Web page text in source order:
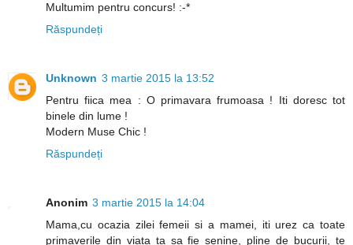
Multumim pentru concurs! :-*
Răspundeți
Unknown 3 martie 2015 la 13:52
Pentru fiica mea : O primavara frumoasa ! Iti doresc tot
binele din lume !
Modern Muse Chic !
Răspundeți
Anonim 3 martie 2015 la 14:04
Mama,cu ocazia zilei femeii si a mamei, iti urez ca toate
primaverile din viata ta sa fie senine, pline de bucurii, te